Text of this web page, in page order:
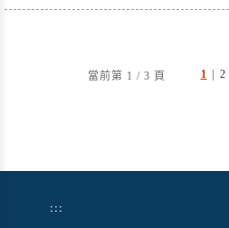
當前第 1 / 3 頁 1 | 2
:::